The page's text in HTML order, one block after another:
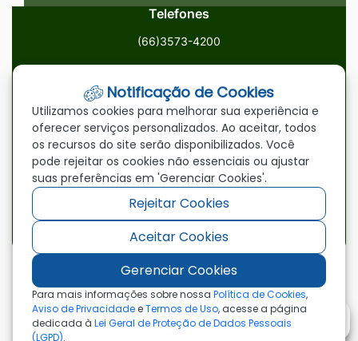
Telefones
(66)3573-4200
ouvidoria@paranatinga.mt.gov.br
Localização
Av. Brasil, 1900, Centro, Paranatinga/MT, 78870-000
Redes Sociais
Acessar
a
Rede
Social
Facebook
Acessar
a
Rede
Social
Youtube
Acessar
a
Rede
Social
©2026 - Prefeitura Municipal de Paranatinga - MT
- Todos os direitos reservados
Notificação de Cookies
Utilizamos cookies para melhorar sua experiência e
oferecer serviços personalizados. Ao aceitar, todos
os recursos do site serão disponibilizados. Você
pode rejeitar os cookies não essenciais ou ajustar
suas preferências em 'Gerenciar Cookies'.
Rejeitar Cookies
Aceitar Cookies
Gerenciar Cookies
Para mais informações sobre nossa Política de Cookies,
Aviso de PrivacidadeeTermos de Uso, acesse a página
dedicada à Lei Geral de Proteção de Dados Pessoais
(LGPD).